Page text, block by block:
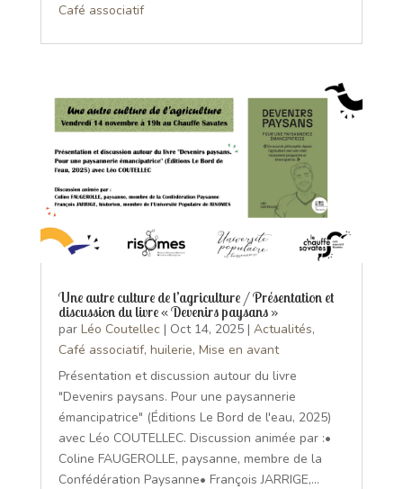
Café associatif
Une autre culture de l’agriculture / Présentation et
discussion du livre « Devenirs paysans »
par Léo Coutellec | Oct 14, 2025| Actualités,
Café associatif, huilerie, Mise en avant
Présentation et discussion autour du livre
"Devenirs paysans. Pour une paysannerie
émancipatrice" (Éditions Le Bord de l'eau, 2025)
avec Léo COUTELLEC. Discussion animée par :•
Coline FAUGEROLLE, paysanne, membre de la
Confédération Paysanne• François JARRIGE,...